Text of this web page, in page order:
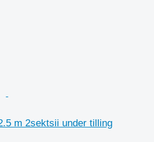
m 2sektsii under tilling